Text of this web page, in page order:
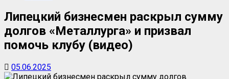
Липецкий бизнесмен раскрыл сумму
долгов «Металлурга» и призвал
помочь клубу (видео)
05.06.2025